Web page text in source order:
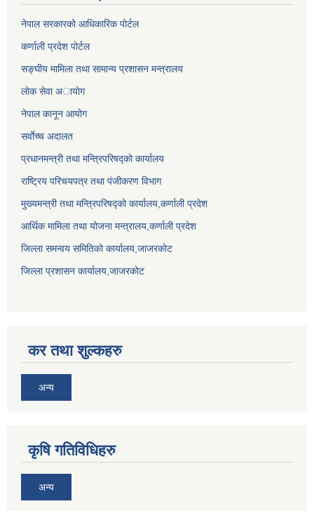
नेपाल सरकारको आधिकारिक पोर्टल
कर्णाली प्रदेश पोर्टल
सङ्घीय मामिला तथा सामान्य प्रशासन मन्त्रालय
लाेक सेवा अायाेग
नेपाल कानून आयोग
सर्वाेच्च अदालत
प्रधानमन्त्री तथा मन्त्रिपरिषद्को कार्यालय
राष्ट्रिय परिचयपत्र तथा पंजीकरण विभाग
मुख्यमन्त्री तथा मन्त्रिपरिषद्को कार्यालय,कर्णाली प्रदेश
आर्थिक मामिला तथा योजना मन्त्रालय,कर्णाली प्रदेश
जिल्ला समन्वय समितिको कार्यालय,जाजरकाेट
जिल्ला प्रशासन कार्यालय,जाजरकोट
कर तथा शुल्कहरु
अन्य
कृषि गतिविधिहरु
अन्य